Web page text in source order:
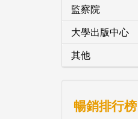
監察院
大學出版中心
其他
暢銷排行榜